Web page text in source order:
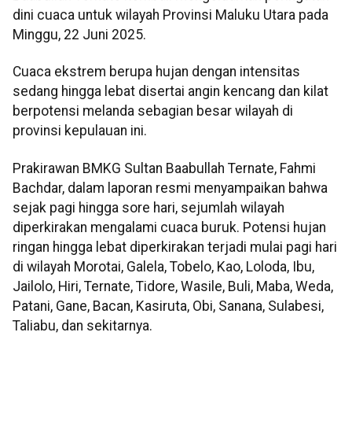
dini cuaca untuk wilayah Provinsi Maluku Utara pada
Minggu, 22 Juni 2025.
Cuaca ekstrem berupa hujan dengan intensitas
sedang hingga lebat disertai angin kencang dan kilat
berpotensi melanda sebagian besar wilayah di
provinsi kepulauan ini.
Prakirawan BMKG Sultan Baabullah Ternate, Fahmi
Bachdar, dalam laporan resmi menyampaikan bahwa
sejak pagi hingga sore hari, sejumlah wilayah
diperkirakan mengalami cuaca buruk. Potensi hujan
ringan hingga lebat diperkirakan terjadi mulai pagi hari
di wilayah Morotai, Galela, Tobelo, Kao, Loloda, Ibu,
Jailolo, Hiri, Ternate, Tidore, Wasile, Buli, Maba, Weda,
Patani, Gane, Bacan, Kasiruta, Obi, Sanana, Sulabesi,
Taliabu, dan sekitarnya.